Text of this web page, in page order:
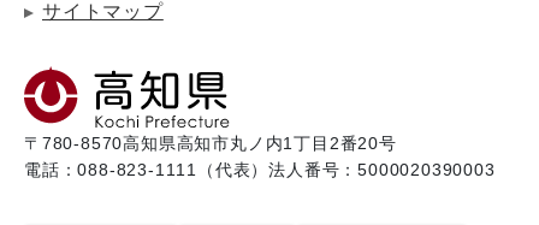
サイトマップ
〒780-8570高知県高知市丸ノ内1丁目2番20号
電話：088-823-1111（代表）法人番号：5000020390003